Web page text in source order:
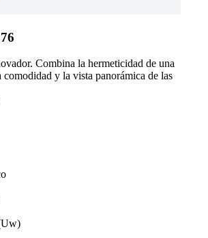
Combina la hermeticidad de una
comodidad y la vista panorámica de las